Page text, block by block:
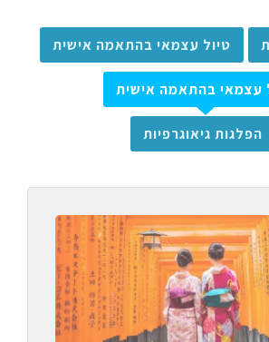
טיול עצמאי בהתאמה אישית
עצמאי בהתאמה אישית
הפלגות גיאוגרפיות